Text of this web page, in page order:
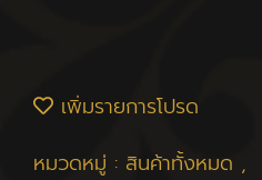
เพิ่มรายการโปรด
หมวดหมู่ : สินค้าทั้งหมด ,